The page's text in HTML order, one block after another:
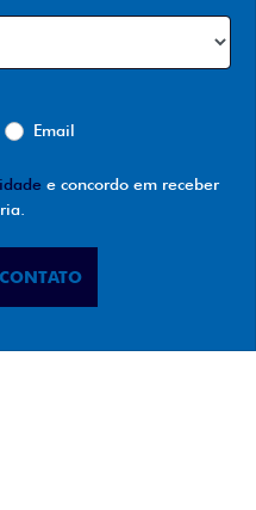
Email
e concordo em receber